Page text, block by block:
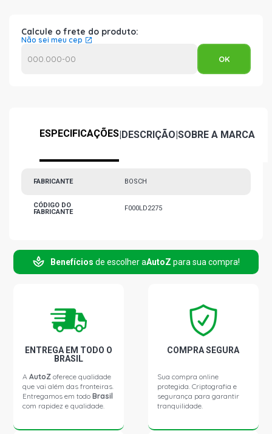
Calcule o frete do produto:
Não sei meu cep
ESPECIFICAÇÕES|DESCRIÇÃO|SOBRE A MARCA
FABRICANTE BOSCH
CÓDIGO DO
FABRICANTE
F000LD2275
Benefícios de escolher aAutoZ para sua compra!
ENTREGA EM TODO O
BRASIL
AAutoZ oferece qualidade
que vai além das fronteiras.
Entregamos em todoBrasil
com rapidez e qualidade.
COMPRA SEGURA
Sua compra online
protegida. Criptografia e
segurança para garantir
tranquilidade.